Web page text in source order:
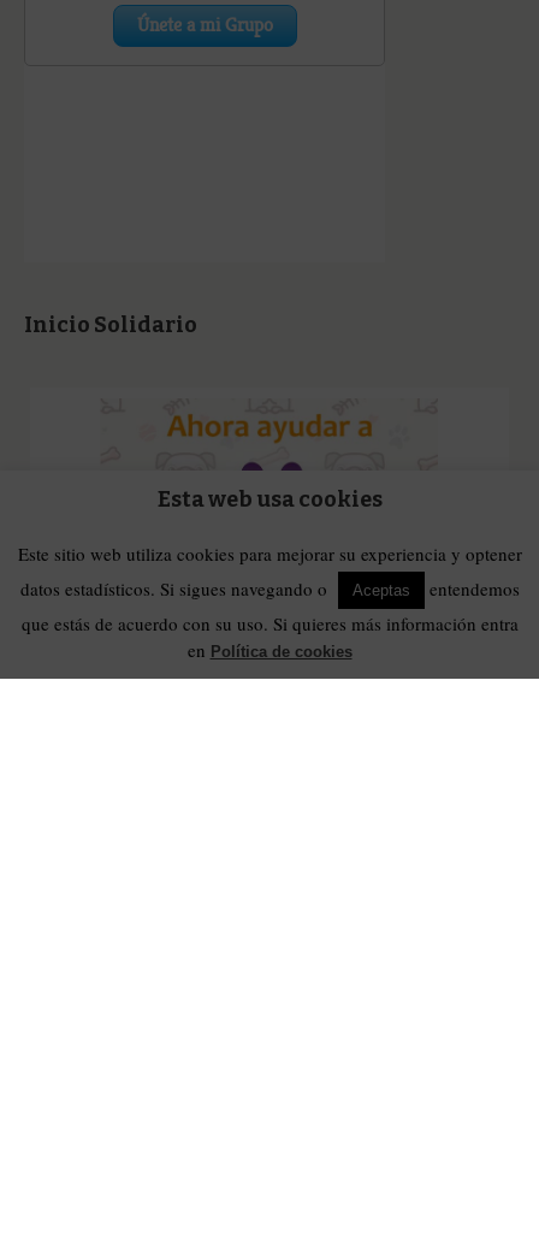
Inicio Solidario
Esta web usa cookies
Este sitio web utiliza cookies para mejorar su experiencia y optener
datos estadísticos. Si sigues navegando o
Aceptas
entendemos
que estás de acuerdo con su uso. Si quieres más información entra
en Política de cookies